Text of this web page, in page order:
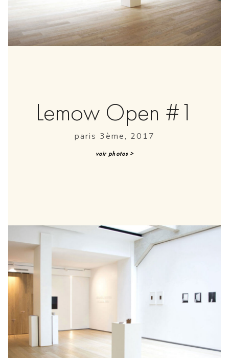
Lemow Open #1
paris 3ème, 2017
voir photos >